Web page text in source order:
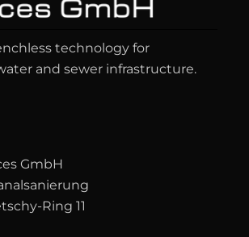
technology for
and sewer infrastructure.
GmbH
Ring 11